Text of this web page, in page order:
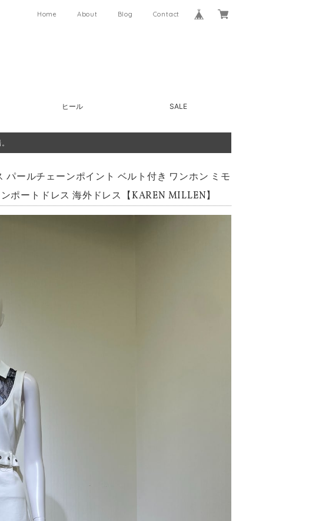
Home About Blog Contact
ヒール SALE
パールチェーンポイント ベルト付き ワンホン ミモ
ポートドレス 海外ドレス【KAREN MILLEN】